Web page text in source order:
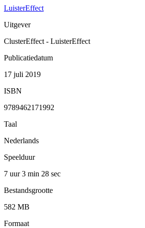
LuisterEffect
Uitgever
ClusterEffect - LuisterEffect
Publicatiedatum
17 juli 2019
ISBN
9789462171992
Taal
Nederlands
Speelduur
7 uur 3 min 28 sec
Bestandsgrootte
582 MB
Formaat